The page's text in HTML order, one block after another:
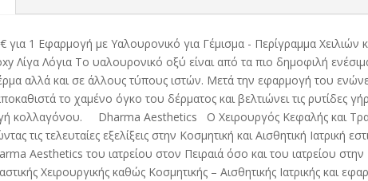
για 1 Εφαρμογή με Υαλουρονικό για Γέμισμα - Περίγραμμα
Λίγα Λόγια Το υαλουρονικό οξύ είναι από τα πιο δημοφιλή
αλλά και σε άλλους τύπους ιστών. Μετά την εφαρμογή του
το χαμένο όγκο του δέρματος και βελτιώνει τις ρυτίδες
κολλαγόνου. Dharma Aesthetics Ο Χειρουργός Κεφαλής και
τις τελευταίες εξελίξεις στην Κοσμητική και Αισθητική Ιατρική
Aesthetics του ιατρείου στον Πειραιά όσο και του ιατρείου
Χειρουργικής καθώς Κοσμητικής – Αισθητικής Ιατρικής